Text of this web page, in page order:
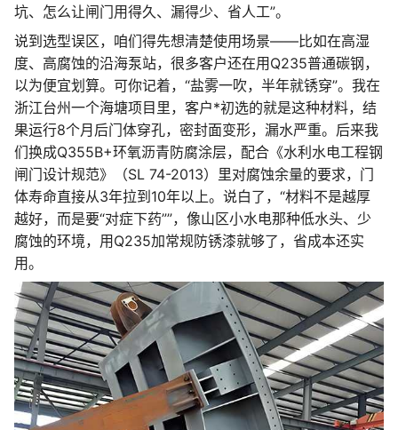
坑、怎么让闸门用得久、漏得少、省人工”。
说到选型误区，咱们得先想清楚使用场景——比如在高湿
度、高腐蚀的沿海泵站，很多客户还在用Q235普通碳钢，
以为便宜划算。可你记着，“盐雾一吹，半年就锈穿”。我在
浙江台州一个海塘项目里，客户*初选的就是这种材料，结
果运行8个月后门体穿孔，密封面变形，漏水严重。后来我
们换成Q355B+环氧沥青防腐涂层，配合《水利水电工程钢
闸门设计规范》（SL 74-2013）里对腐蚀余量的要求，门
体寿命直接从3年拉到10年以上。说白了，“材料不是越厚
越好，而是要“对症下药””，像山区小水电那种低水头、少
腐蚀的环境，用Q235加常规防锈漆就够了，省成本还实
用。